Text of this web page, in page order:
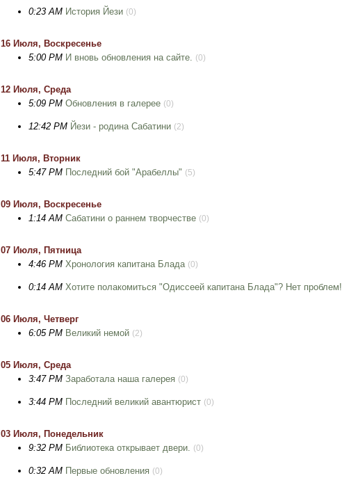
0:23 AM История Йези (0)
16 Июля, Воскресенье
5:00 PM И вновь обновления на сайте. (0)
12 Июля, Среда
5:09 PM Обновления в галерее (0)
12:42 PM Йези - родина Сабатини (2)
11 Июля, Вторник
5:47 PM Последний бой "Арабеллы" (5)
09 Июля, Воскресенье
1:14 AM Сабатини о раннем творчестве (0)
07 Июля, Пятница
4:46 PM Хронология капитана Блада (0)
0:14 AM Хотите полакомиться "Одиссеей капитана Блада"? Нет проблем!
06 Июля, Четверг
6:05 PM Великий немой (2)
05 Июля, Среда
3:47 PM Заработала наша галерея (0)
3:44 PM Последний великий авантюрист (0)
03 Июля, Понедельник
9:32 PM Библиотека открывает двери. (0)
0:32 AM Первые обновления (0)